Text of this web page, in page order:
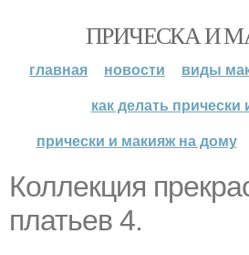
ПРИЧЕСКА И
главная новости
виды
как делать прически
прически и макияж на дому
Коллекция
платьев 4.